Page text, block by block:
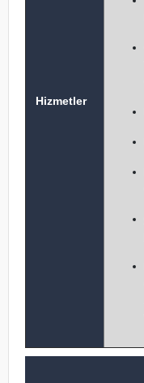
Hizmetler